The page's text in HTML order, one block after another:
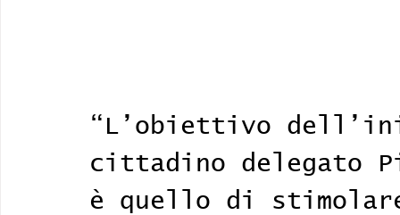
“L’obiettivo
cittadino delegato
è quello di